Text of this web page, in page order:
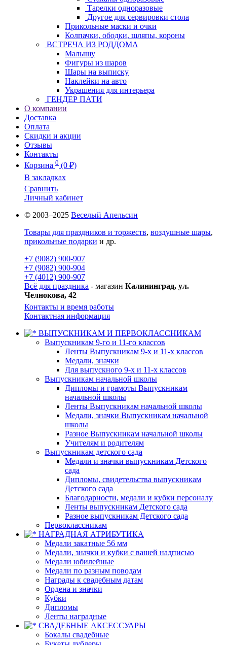
Тарелки одноразовые
Другое для сервировки стола
Прикольные маски и очки
Колпачки, ободки, шляпы, короны
ВСТРЕЧА ИЗ РОДДОМА
Малышу
Фигуры из шаров
Шары на выписку
Наклейки на авто
Украшения для интерьера
ГЕНДЕР ПАТИ
О компании
Доставка
Оплата
Скидки и акции
Отзывы
Контакты
Корзина 0 (0 ₽)
В закладках
Сравнить
Личный кабинет
© 2003–2025 Веселый Апельсин
Товары для праздников и торжеств, воздушные шары,
прикольные подарки и др.
+7 (9082) 900-907
+7 (9082) 900-904
+7 (4012) 900-907
Всё для праздника - магазин Калининград, ул.
Челнокова, 42
Контакты и время работы
Контактная информация
ВЫПУСКНИКАМ И ПЕРВОКЛАССНИКАМ
Выпускникам 9-го и 11-го классов
Ленты Выпускникам 9-х и 11-х классов
Медали, значки
Для выпускного 9-х и 11-х классов
Выпускникам начальной школы
Дипломы и грамоты Выпускникам
начальной школы
Ленты Выпускникам начальной школы
Медали, значки Выпускникам начальной
школы
Разное Выпускникам начальной школы
Учителям и родителям
Выпускникам детского сада
Медали и значки выпускникам Детского
сада
Дипломы, свидетельства выпускникам
Детского сада
Благодарности, медали и кубки персоналу
Ленты выпускникам Детского сада
Разное выпускникам Детского сада
Первоклассникам
НАГРАДНАЯ АТРИБУТИКА
Медали закатные 56 мм
Медали, значки и кубки с вашей надписью
Медали юбилейные
Медали по разным поводам
Награды к свадебным датам
Ордена и значки
Кубки
Дипломы
Ленты наградные
СВАДЕБНЫЕ АКСЕССУАРЫ
Бокалы свадебные